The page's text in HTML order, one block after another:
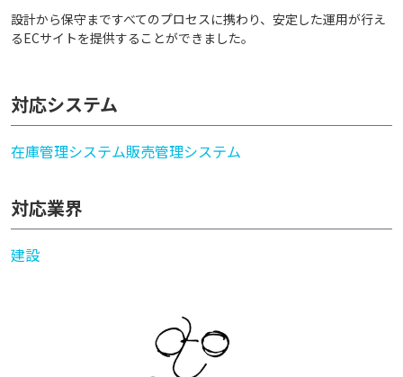
設計から保守まですべてのプロセスに携わり、安定した運用が行え
るECサイトを提供することができました。
対応システム
在庫管理システム販売管理システム
対応業界
建設